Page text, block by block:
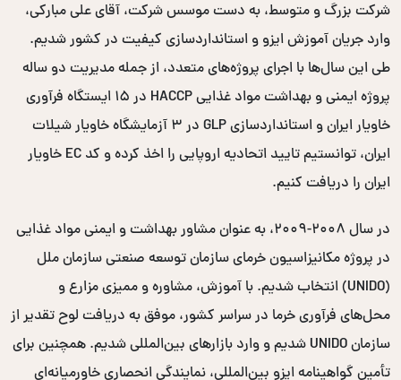
شرکت بزرگ و متوسط، به دست موسس شرکت، آقای علی مبارکی،
وارد جریان آموزش ایزو و استانداردسازی کیفیت در کشور شدیم.
طی این سال‌ها با اجرای پروژه‌های متعدد، از جمله مدیریت دو ساله
پروژه ایمنی و بهداشت مواد غذایی HACCP در ۱۵ ایستگاه فرآوری
خاویار ایران و استانداردسازی GLP در ۳ آزمایشگاه خاویار شیلات
ایران، توانستیم تایید اتحادیه اروپایی را اخذ کرده و کد EC خاویار
ایران را دریافت کنیم.
در سال ۲۰۰۸-۲۰۰۹، به عنوان مشاور بهداشت و ایمنی مواد غذایی
در پروژه مکانیزاسیون خرمای سازمان توسعه صنعتی سازمان ملل
(UNIDO) انتخاب شدیم. با آموزش، مشاوره و ممیزی مزارع و
محل‌های فرآوری خرما در سراسر کشور، موفق به دریافت لوح تقدیر از
سازمان UNIDO شدیم و وارد بازارهای بین‌المللی شدیم. همچنین برای
تأمین گواهینامه ایزو بین‌المللی، نمایندگی انحصاری خاورمیانه‌ای